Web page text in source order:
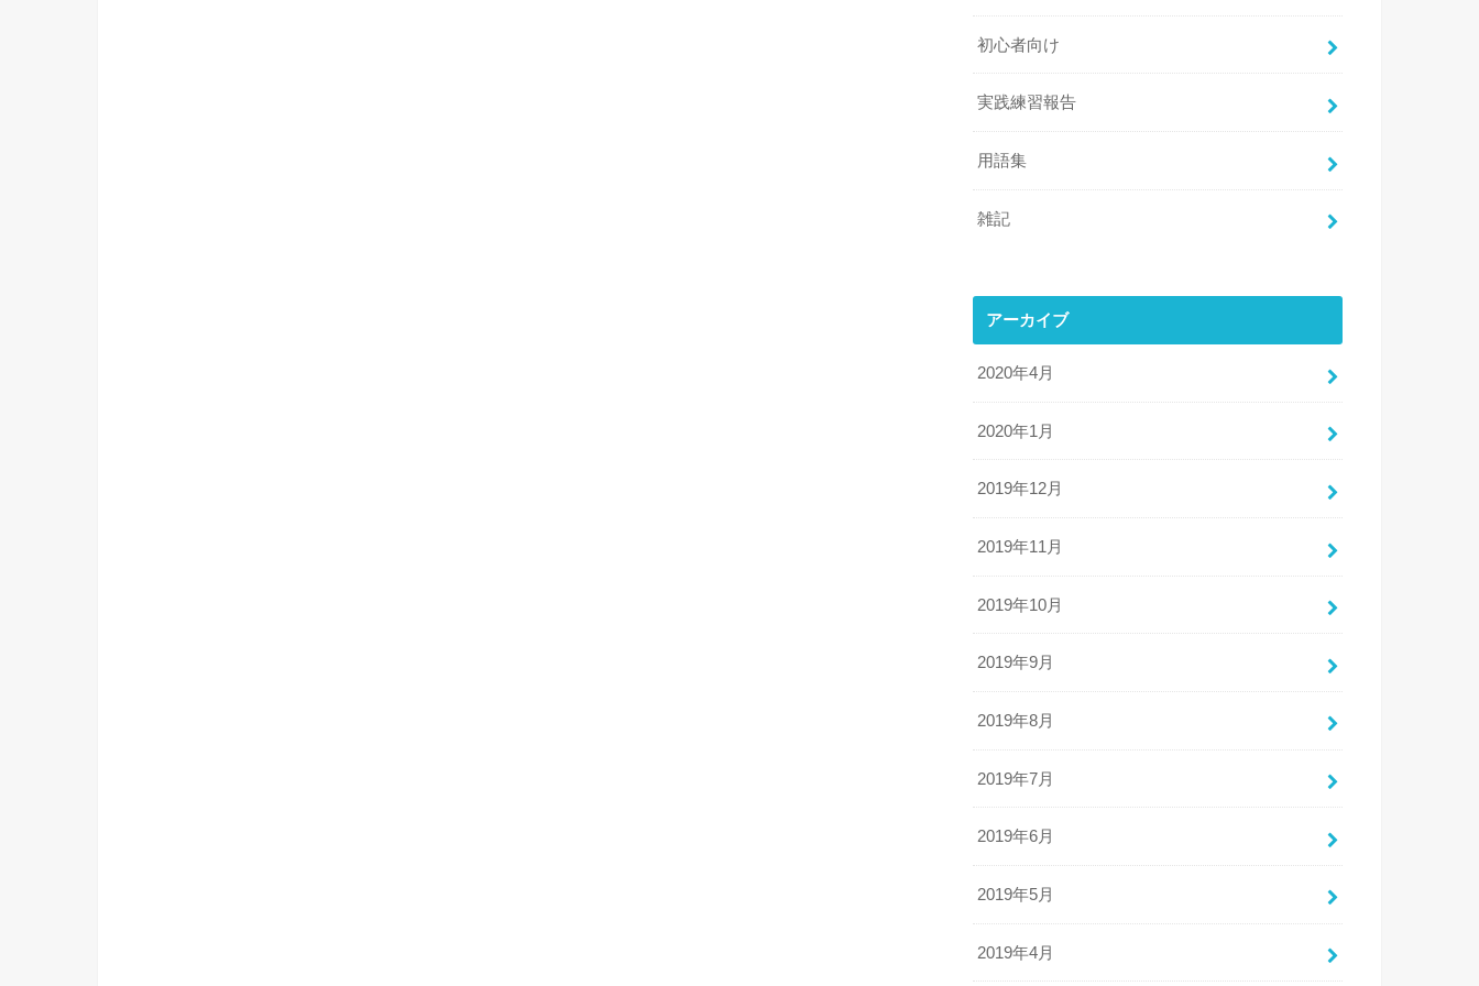
初心者向け
実践練習報告
用語集
雑記
アーカイブ
2020年4月
2020年1月
2019年12月
2019年11月
2019年10月
2019年9月
2019年8月
2019年7月
2019年6月
2019年5月
2019年4月